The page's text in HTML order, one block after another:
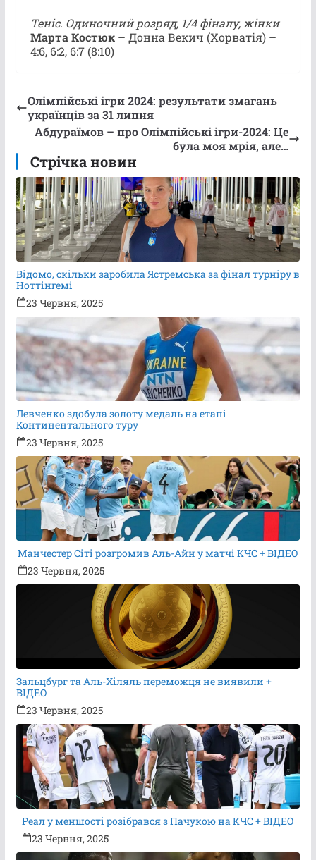
Теніс. Одиночний розряд, 1/4 фіналу, жінки
Марта Костюк– Донна Векич (Хорватія) –
4:6, 6:2, 6:7 (8:10)
Олімпійські ігри 2024: результати змагань
українців за 31 липня
Абдураїмов – про Олімпійські ігри-2024: Це
була моя мрія, але…
Стрічка новин
Відомо, скільки заробила Ястремська за фінал турніру в
Ноттінгемі
23 Червня, 2025
Левченко здобула золоту медаль на етапі
Континентального туру
23 Червня, 2025
Манчестер Сіті розгромив Аль-Айн у матчі КЧС + ВІДЕО
23 Червня, 2025
Зальцбург та Аль-Хіляль переможця не виявили +
ВІДЕО
23 Червня, 2025
Реал у меншості розібрався з Пачукою на КЧС + ВІДЕО
23 Червня, 2025